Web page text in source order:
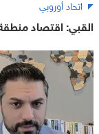
اتحاد أوروبي
القبي: اقتصاد